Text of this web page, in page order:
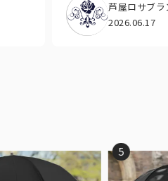
芦屋ロサブラ
2026.06.17